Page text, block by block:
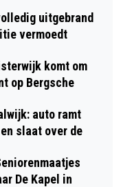
OP DUINWEG
uitgebrand
vermoedt
komt om
op Bergsche
auto ramt
slaat over de
De Kapel in